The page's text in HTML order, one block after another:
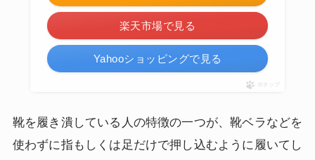
楽天市場で見る
Yahooショッピングで見る
ポチップ
靴を履き潰している人の特徴の一つが、靴ベラなどを
使わずに指もしくは足だけで押し込むように履いてし